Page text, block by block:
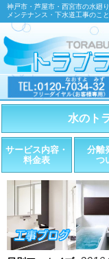
神戸市・芦屋市・西宮市の水廻
メンテナンス・下水道工事のこ
水のト
・トイレが詰まった
・トイレが漏れたら
・水道管が漏れたら
・排水が詰まったら
・悪臭調査
サービス内容・
料金表
分離
つ